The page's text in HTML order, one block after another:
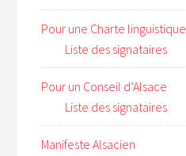
Pour une Charte linguistique
Liste des signataires
Pour un Conseil d’Alsace
Liste des signataires
Manifeste Alsacien